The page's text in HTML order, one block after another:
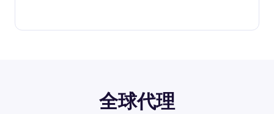
全球代理